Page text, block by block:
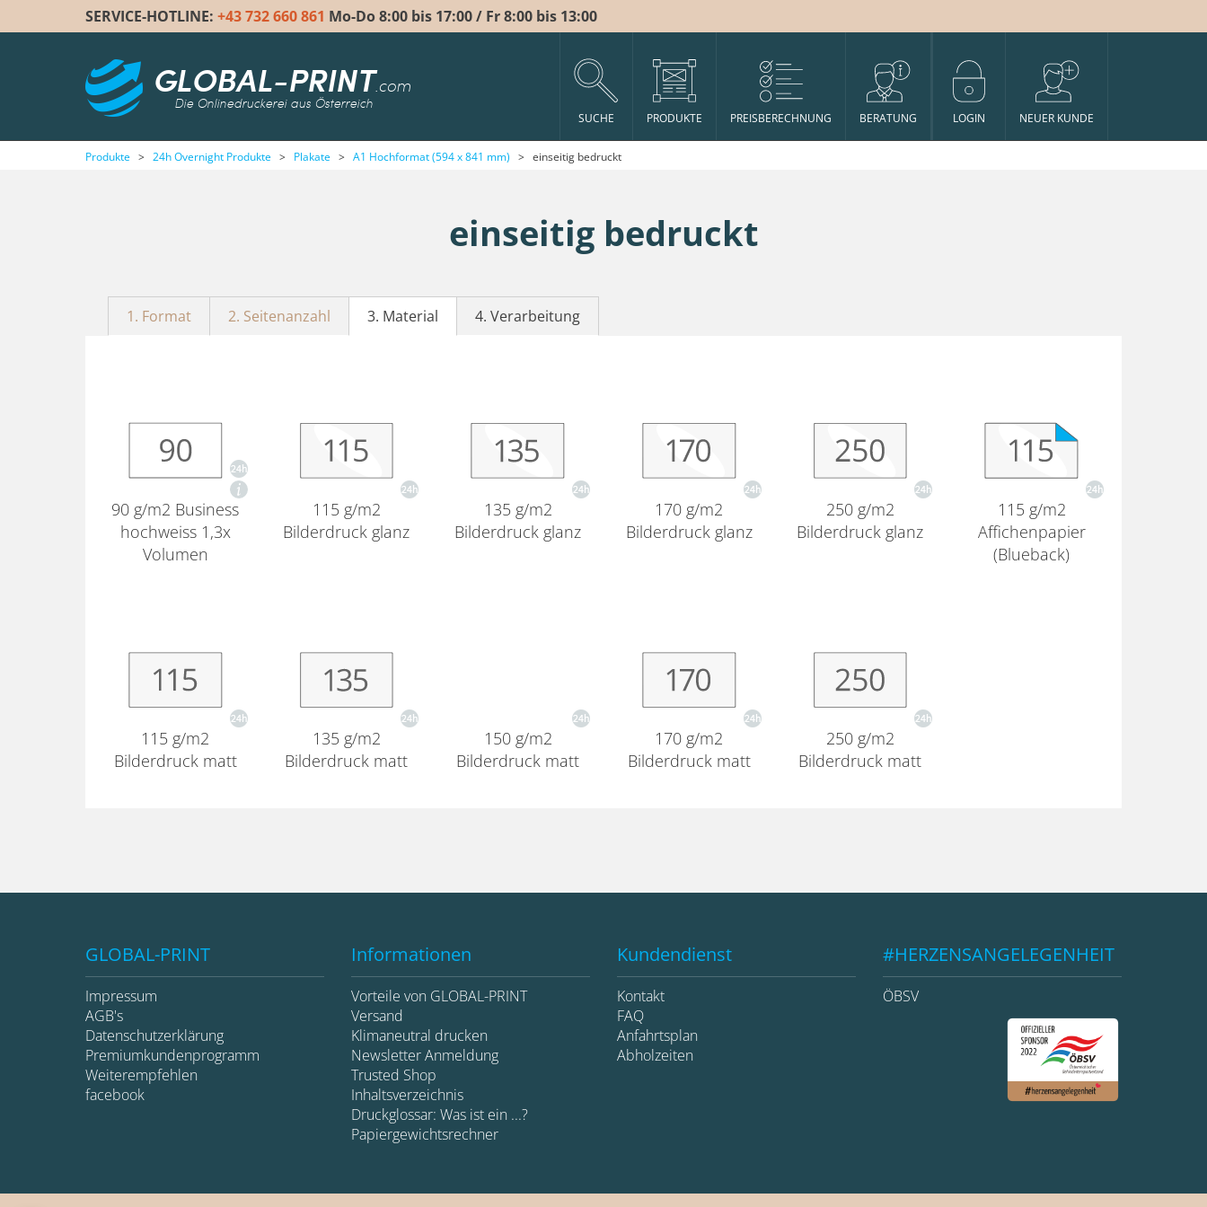
SERVICE-HOTLINE: +43 732 660 861 Mo-Do 8:00 bis 17:00 / Fr 8:00 bis 13:00
GLOBAL-PRINT.com
Die Onlinedruckerei aus Österreich
SUCHE PRODUKTE PREISBERECHNUNG BERATUNG LOGIN NEUER KUNDE
Produkte > 24h Overnight Produkte > Plakate > A1 Hochformat (594 x 841 mm) > einseitig bedruckt
einseitig bedruckt
1. Format 2. Seitenanzahl 3. Material 4. Verarbeitung
90 g/m2 Business
hochweiss 1,3x
Volumen
115 g/m2
Bilderdruck glanz
135 g/m2
Bilderdruck glanz
170 g/m2
Bilderdruck glanz
250 g/m2
Bilderdruck glanz
115 g/m2
Affichenpapier
(Blueback)
115 g/m2
Bilderdruck matt
135 g/m2
Bilderdruck matt
150 g/m2
Bilderdruck matt
170 g/m2
Bilderdruck matt
250 g/m2
Bilderdruck matt
GLOBAL-PRINT
Impressum
AGB's
Datenschutzerklärung
Premiumkundenprogramm
Weiterempfehlen
facebook
Informationen
Vorteile von GLOBAL-PRINT
Versand
Klimaneutral drucken
Newsletter Anmeldung
Trusted Shop
Inhaltsverzeichnis
Druckglossar: Was ist ein ...?
Papiergewichtsrechner
Kundendienst
Kontakt
FAQ
Anfahrtsplan
Abholzeiten
#HERZENSANGELEGENHEIT
ÖBSV